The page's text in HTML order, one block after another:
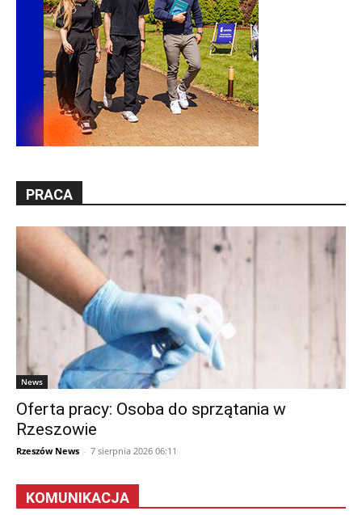
PRACA
News
Oferta pracy: Osoba do sprzątania w
Rzeszowie
Rzeszów News - 7 sierpnia 2026 06:11
KOMUNIKACJA